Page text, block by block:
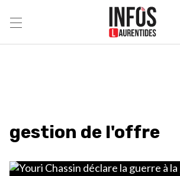
gestion de l'offre